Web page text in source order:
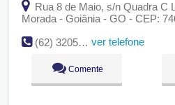
Rua 8 de Maio, s/n Quadra C
Morada - Goiânia - GO - CEP:
(62) 3205-2544
ver telefone
Comente